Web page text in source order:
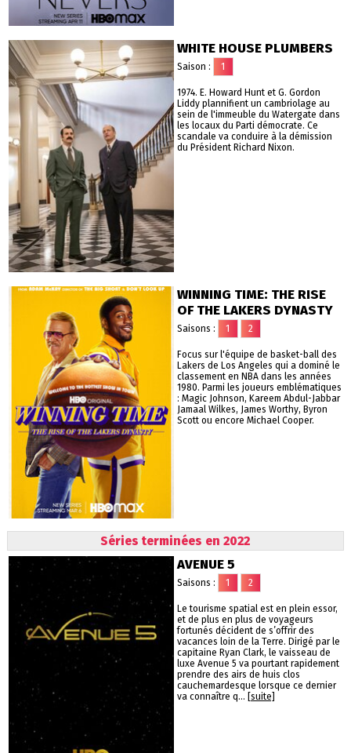
WHITE HOUSE PLUMBERS
Saison : 1
1974. E. Howard Hunt et G. Gordon
Liddy plannifient un cambriolage au
sein de l'immeuble du Watergate dans
les locaux du Parti démocrate. Ce
scandale va conduire à la démission
du Président Richard Nixon.
WINNING TIME: THE RISE
OF THE LAKERS DYNASTY
Saisons : 1 2
Focus sur l'équipe de basket-ball des
Lakers de Los Angeles qui a dominé le
classement en NBA dans les années
1980. Parmi les joueurs emblématiques
: Magic Johnson, Kareem Abdul-Jabbar
Jamaal Wilkes, James Worthy, Byron
Scott ou encore Michael Cooper.
Séries terminées en 2022
AVENUE 5
Saisons : 1 2
Le tourisme spatial est en plein essor,
et de plus en plus de voyageurs
fortunés décident de s’offrir des
vacances loin de la Terre. Dirigé par le
capitaine Ryan Clark, le vaisseau de
luxe Avenue 5 va pourtant rapidement
prendre des airs de huis clos
cauchemardesque lorsque ce dernier
va connaître q... [suite]